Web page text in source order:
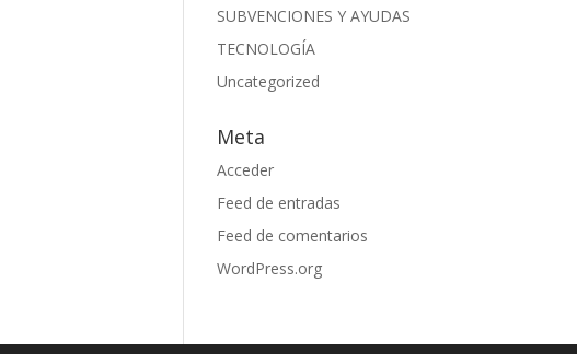
SUBVENCIONES Y AYUDAS
TECNOLOGÍA
Uncategorized
Meta
Acceder
Feed de entradas
Feed de comentarios
WordPress.org